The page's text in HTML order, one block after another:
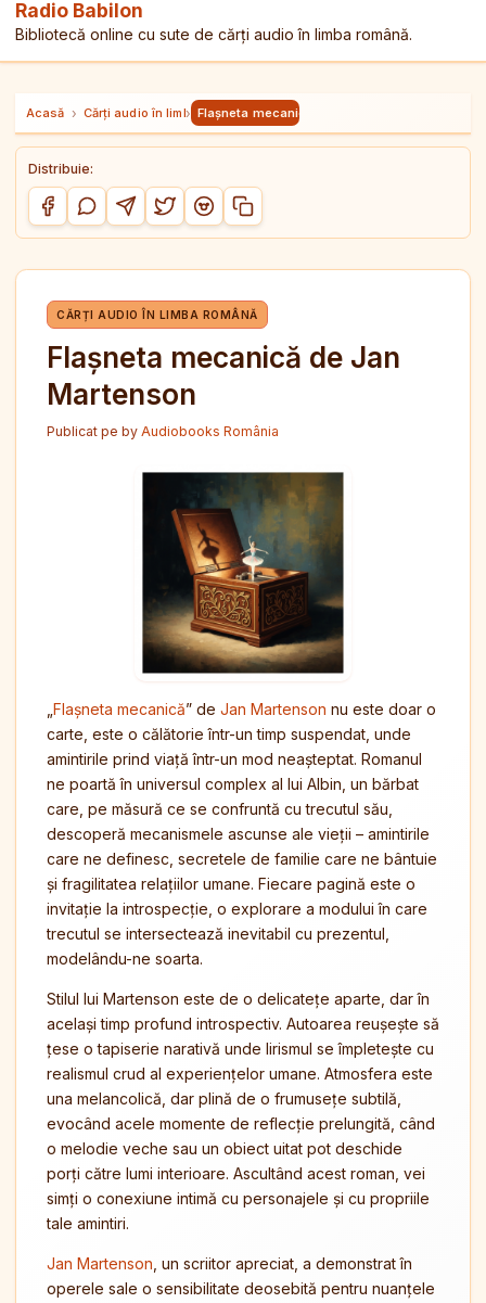
Radio Babilon
Bibliotecă online cu sute de cărți audio în limba română.
Acasă › Cărți audio în limba română
› Flașneta mecanică de Jan Martenson
Distribuie:
Distribuie pe Facebook
Distribuie pe WhatsApp
Distribuie pe Telegram
Distribuie pe Twitter/X
Distribuie pe Reddit
Copiază link-ul
CĂRȚI AUDIO ÎN LIMBA ROMÂNĂ
Flașneta mecanică de Jan
Martenson
Publicat pe by Audiobooks România
Flașneta mecanică” de Jan Martenson nu este doar o
carte, este o călătorie într-un timp suspendat, unde
amintirile prind viață într-un mod neașteptat. Romanul
ne poartă în universul complex al lui Albin, un bărbat
care, pe măsură ce se confruntă cu trecutul său,
descoperă mecanismele ascunse ale vieții – amintirile
care ne definesc, secretele de familie care ne bântuie
și fragilitatea relațiilor umane. Fiecare pagină este o
invitație la introspecție, o explorare a modului în care
trecutul se intersectează inevitabil cu prezentul,
modelându-ne soarta.
Stilul lui Martenson este de o delicatețe aparte, dar în
același timp profund introspectiv. Autoarea reușește să
țese o tapiserie narativă unde lirismul se împletește cu
realismul crud al experiențelor umane. Atmosfera este
una melancolică, dar plină de o frumusețe subtilă,
evocând acele momente de reflecție prelungită, când
o melodie veche sau un obiect uitat pot deschide
porți către lumi interioare. Ascultând acest roman, vei
simți o conexiune intimă cu personajele și cu propriile
tale amintiri.
Jan Martenson , un scriitor apreciat, a demonstrat în
operele sale o sensibilitate deosebită pentru nuanțele